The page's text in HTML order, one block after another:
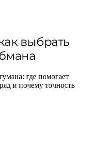
выбрать
где помогает
и почему точность